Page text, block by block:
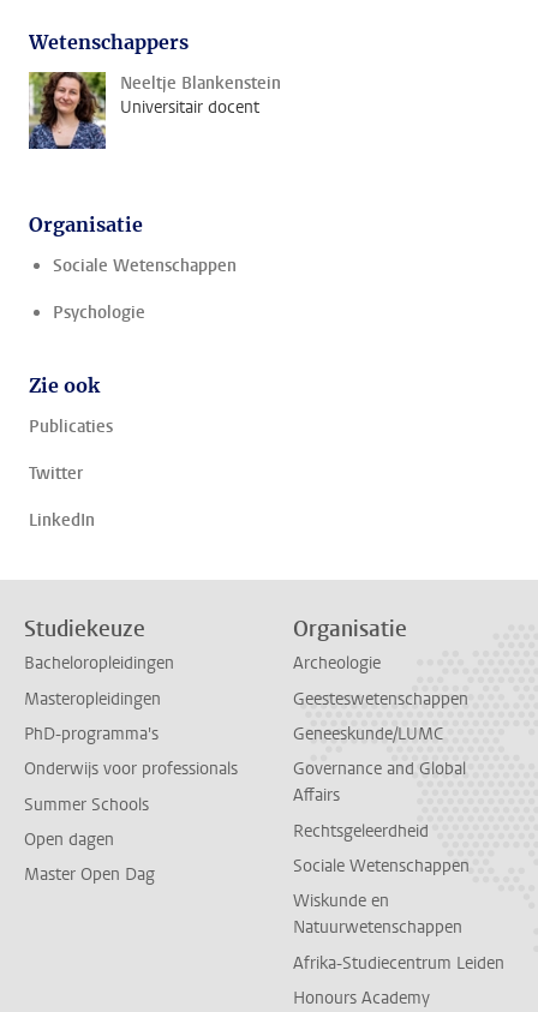
Wetenschappers
Neeltje Blankenstein
Universitair docent
Organisatie
Sociale Wetenschappen
Psychologie
Zie ook
Publicaties
Twitter
LinkedIn
Studiekeuze
Bacheloropleidingen
Masteropleidingen
PhD-programma's
Onderwijs voor professionals
Summer Schools
Open dagen
Master Open Dag
Organisatie
Archeologie
Geesteswetenschappen
Geneeskunde/LUMC
Governance and Global
Affairs
Rechtsgeleerdheid
Sociale Wetenschappen
Wiskunde en
Natuurwetenschappen
Afrika-Studiecentrum Leiden
Honours Academy